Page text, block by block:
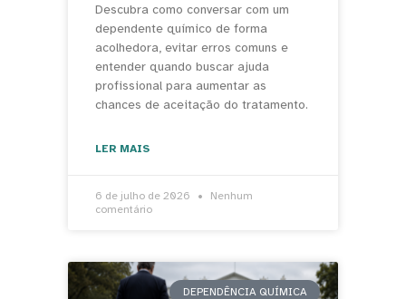
Descubra como conversar com um
dependente químico de forma
acolhedora, evitar erros comuns e
entender quando buscar ajuda
profissional para aumentar as
chances de aceitação do tratamento.
LER MAIS
6 de julho de 2026
Nenhum
comentário
DEPENDÊNCIA QUÍMICA